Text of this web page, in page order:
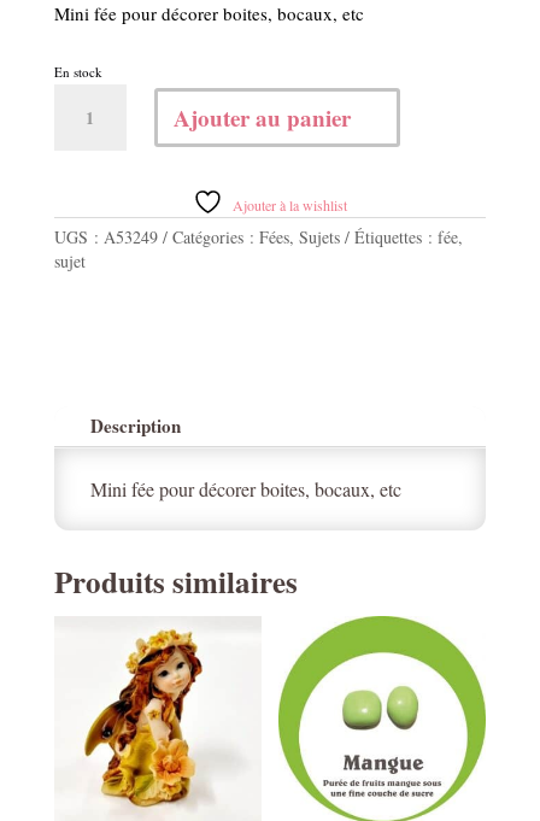
Mini fée pour décorer boites, bocaux, etc
En stock
Ajouter au panier
Ajouter à la wishlist
UGS : A53249 Catégories : Fées, Sujets Étiquettes : fée,
sujet
Description
Mini fée pour décorer boites, bocaux, etc
Produits similaires